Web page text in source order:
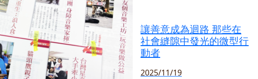
讓善意成為迴路 那些在
社會縫隙中發光的微型行
動者
2025/11/19